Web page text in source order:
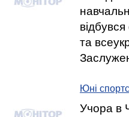
та
Юні
Учора в